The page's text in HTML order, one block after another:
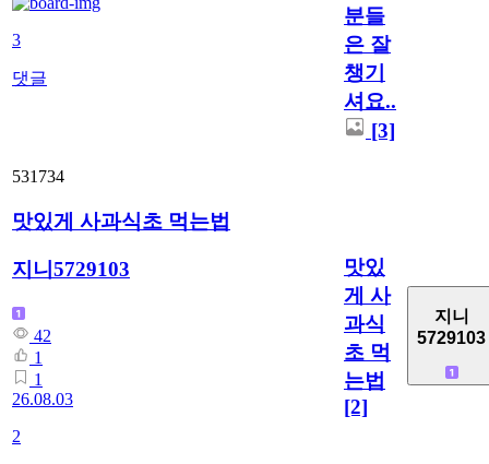
3
댓글
분들
은 잘
챙기
셔요..
[3]
531734
맛있게 사과식초 먹는법
지니5729103
42
1
1
26.08.03
2
맛있
게 사
과식
초 먹
는법
[2]
지니
5729103